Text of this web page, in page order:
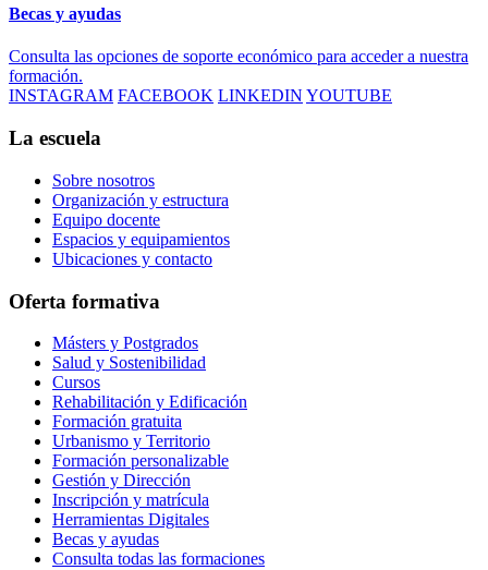
Becas y ayudas
Consulta las opciones de soporte económico para acceder a nuestra
formación.
INSTAGRAM FACEBOOK LINKEDIN YOUTUBE
La escuela
Sobre nosotros
Organización y estructura
Equipo docente
Espacios y equipamientos
Ubicaciones y contacto
Oferta formativa
Másters y Postgrados
Salud y Sostenibilidad
Cursos
Rehabilitación y Edificación
Formación gratuita
Urbanismo y Territorio
Formación personalizable
Gestión y Dirección
Inscripción y matrícula
Herramientas Digitales
Becas y ayudas
Consulta todas las formaciones